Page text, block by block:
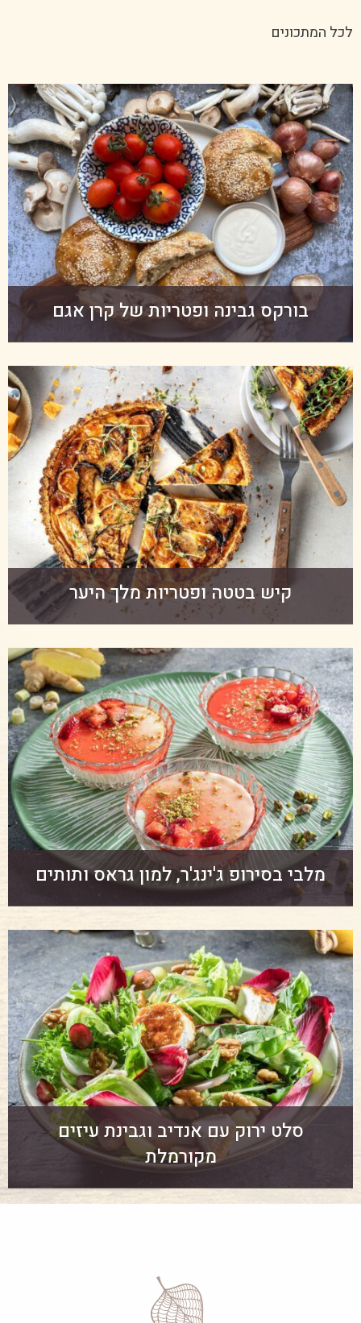
לכל המתכונים
בורקס גבינה ופטריות של קרן אגם
קיש בטטה ופטריות מלך היער
מלבי בסירופ ג'ינג'ר, למון גראס ותותים
סלט ירוק עם אנדיב וגבינת עיזים
מקורמלת